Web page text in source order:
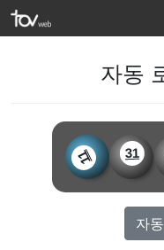
자동
11 31
자